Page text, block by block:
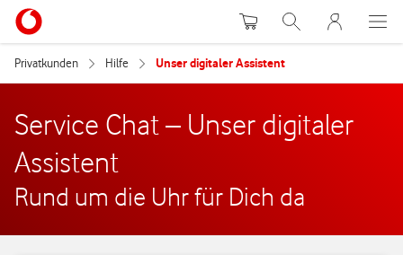
WarenkorbSuche MeinVodafone
Privatkunden Hilfe Unser digitaler Assistent
Service Chat – Unser digitaler
Assistent
Rund um die Uhr für Dich da